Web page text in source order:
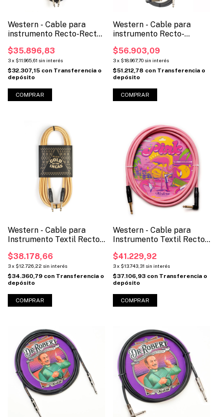
Western - Cable para
instrumento Recto-Recto
$35.896,83
3x $11.965,61 sin interés
$32.307,15 con Transferencia o
depósito
COMPRAR
Western - Cable para
instrumento Recto-
$56.903,09
3x $18.967,70 sin interés
$51.212,78 con Transferencia o
depósito
COMPRAR
Western - Cable para
Instrumento Textil Recto-
$38.178,66
3x $12.726,22 sin interés
$34.360,79 con Transferencia o
depósito
COMPRAR
Western - Cable para
Instrumento Textil Recto-
$41.229,92
3x $13.743,31 sin interés
$37.106,93 con Transferencia o
depósito
COMPRAR